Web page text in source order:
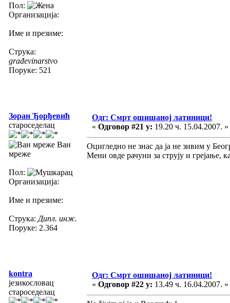
Пол:
Организација:
Име и презиме:
Струка:
građevinarstvo
Поруке: 521
Зоран Ђорђевић
староседелац
Ван
мреже
Пол:
Организација:
Име и презиме:
Струка: Дипл. инж.
Поруке: 2.364
Одг: Смрт ошишаној латиници!
« Одговор #21 у: 19.20 ч. 15.04.2007. »
Оцигледно не знас да ја не зивим у
Мени овде рачуни за струју и грејање,
kontra
језикословац
староседелац
Одг: Смрт ошишаној латиници!
« Одговор #22 у: 13.49 ч. 16.04.2007. »